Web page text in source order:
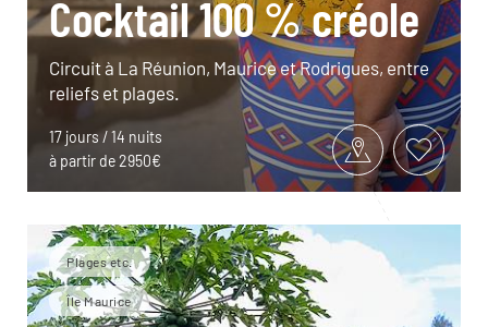
Cocktail 100 % créole
Circuit à La Réunion, Maurice et Rodrigues, entre
reliefs et plages.
17 jours / 14 nuits
à partir de 2950€
Plages etc.
Île Maurice